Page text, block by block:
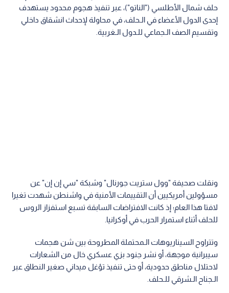
حلف شمال الأطلسي ("الناتو")، عبر تنفيذ هجوم محدود يستهدف
إحدى الدول الأعضاء في الـحلف، في محاولة لإحداث انشقاق داخلي
وتقسيم الصف الـجماعي للـدول الـغربية.
ونقلت صحيفة "وول ستريت جورنال" وشبكة "سي إن إن" عن
مسؤولين أمريكيين أن التقييمات الأمنية في واشنطن شهدت تغيرا
لافتا هذا العام؛ إذ كانت الافتراضات السابقة تسبع استفزاز الروس
للحلف أثناء استمرار الحرب في أوكرانيا.
وتتراوح السيناريوهات الـمحتملة المطروحة بين شن هجمات
سيبرانية موجهة، أو نشر جنود بزي عسكري خال من الشعارات
لاحتلال مناطق حدودية، أو حتى تنفيذ تؤغل ميداني صغير النطاق عبر
الـجناح الـشرقي للـحلف.